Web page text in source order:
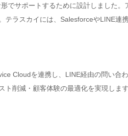
でサポートするために設計しました
テラスカイには、SalesforceやLINE
Cloudを連携し、LINE経由の問い
削減・顧客体験の最適化を実現しま